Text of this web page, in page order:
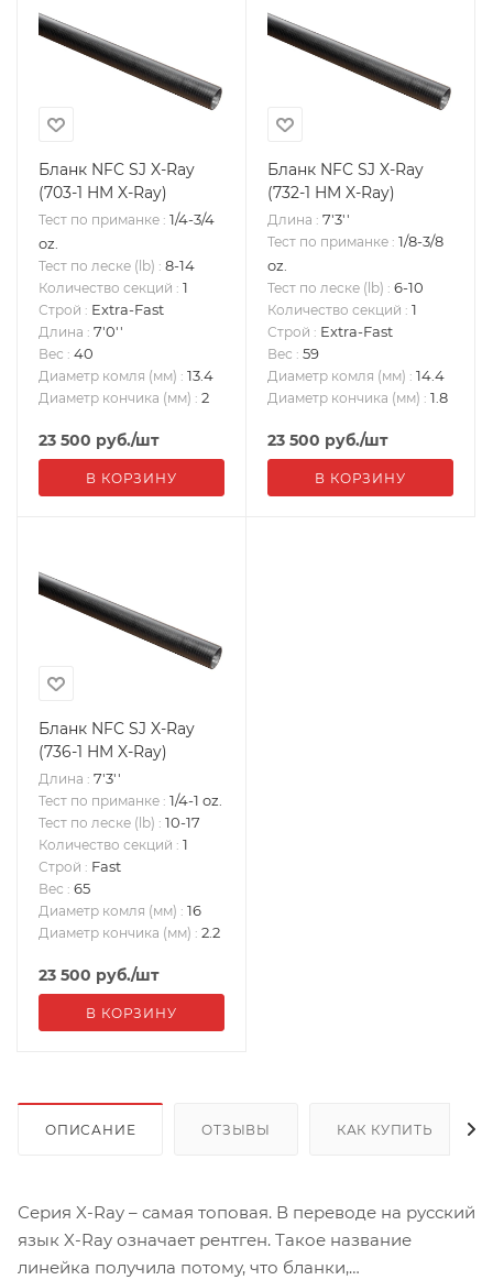
Бланк NFC SJ X-Ray
(703-1 HM X-Ray)
Тест по приманке : 1/4-3/4
oz.
Тест по леске (lb) : 8-14
Количество секций : 1
Строй : Extra-Fast
Длина : 7'0''
Вес : 40
Диаметр комля (мм) : 13.4
Диаметр кончика (мм) : 2
23 500 руб./шт
В КОРЗИНУ
Бланк NFC SJ X-Ray
(732-1 HM X-Ray)
Длина : 7'3''
Тест по приманке : 1/8-3/8
oz.
Тест по леске (lb) : 6-10
Количество секций : 1
Строй : Extra-Fast
Вес : 59
Диаметр комля (мм) : 14.4
Диаметр кончика (мм) : 1.8
23 500 руб./шт
В КОРЗИНУ
Бланк NFC SJ X-Ray
(736-1 HM X-Ray)
Длина : 7'3''
Тест по приманке : 1/4-1 oz.
Тест по леске (lb) : 10-17
Количество секций : 1
Строй : Fast
Вес : 65
Диаметр комля (мм) : 16
Диаметр кончика (мм) : 2.2
23 500 руб./шт
В КОРЗИНУ
ОПИСАНИЕ ОТЗЫВЫ КАК КУПИТЬ
Серия X-Ray – самая топовая. В переводе на русский
язык X-Ray означает рентген. Такое название
линейка получила потому, что бланки,